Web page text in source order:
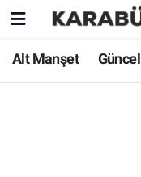
Alt Manşet Güncel